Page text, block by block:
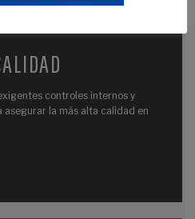
controles internos y
la más alta calidad en